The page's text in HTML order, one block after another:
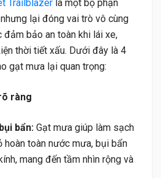
Trailblazer là một bộ phận
lại đóng vai trò vô cùng
đảm bảo an toàn khi lái xe,
thời tiết xấu. Dưới đây là 4
gạt mưa lại quan trọng:
ràng
bẩn: Gạt mưa giúp làm sạch
hoàn toàn nước mưa, bụi bẩn
mang đến tầm nhìn rộng và